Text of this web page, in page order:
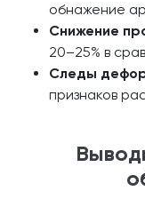
обнажение
Снижение
20–25% в
Следы
признаков